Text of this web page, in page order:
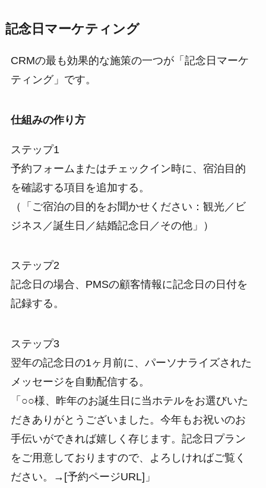
記念日マーケティング
CRMの最も効果的な施策の一つが「記念日マーケ
ティング」です。
仕組みの作り方
ステップ1
予約フォームまたはチェックイン時に、宿泊目的
を確認する項目を追加する。
（「ご宿泊の目的をお聞かせください：観光／ビ
ジネス／誕生日／結婚記念日／その他」）
ステップ2
記念日の場合、PMSの顧客情報に記念日の日付を
記録する。
ステップ3
翌年の記念日の1ヶ月前に、パーソナライズされた
メッセージを自動配信する。
「○○様、昨年のお誕生日に当ホテルをお選びいた
だきありがとうございました。今年もお祝いのお
手伝いができれば嬉しく存じます。記念日プラン
をご用意しておりますので、よろしければご覧く
ださい。→[予約ページURL]」